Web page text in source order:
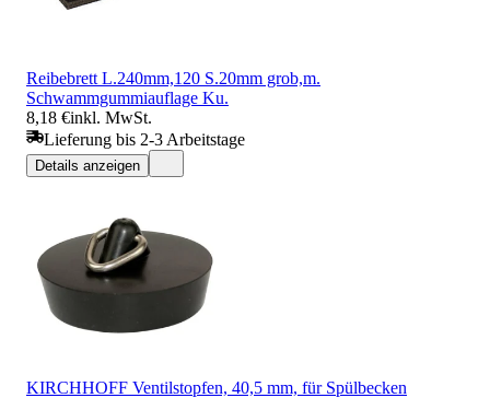
Reibebrett L.240mm,120 S.20mm grob,m.
Schwammgummiauflage Ku.
8,18 €inkl. MwSt.
Lieferung bis 2-3 Arbeitstage
Details anzeigen
KIRCHHOFF Ventilstopfen, 40,5 mm, für Spülbecken